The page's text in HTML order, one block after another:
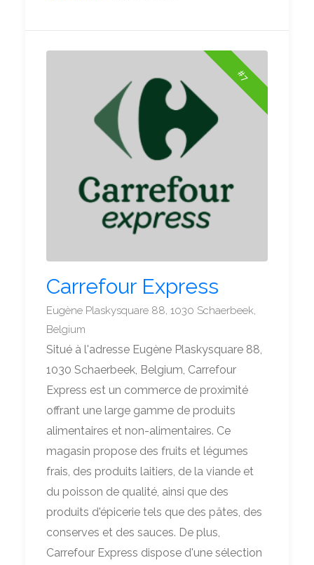
#7
Carrefour Express
Eugène Plaskysquare 88, 1030 Schaerbeek,
Belgium
Situé à l'adresse Eugène Plaskysquare 88,
1030 Schaerbeek, Belgium, Carrefour
Express est un commerce de proximité
offrant une large gamme de produits
alimentaires et non-alimentaires. Ce
magasin propose des fruits et légumes
frais, des produits laitiers, de la viande et
du poisson de qualité, ainsi que des
produits d'épicerie tels que des pâtes, des
conserves et des sauces. De plus,
Carrefour Express dispose d'une sélection